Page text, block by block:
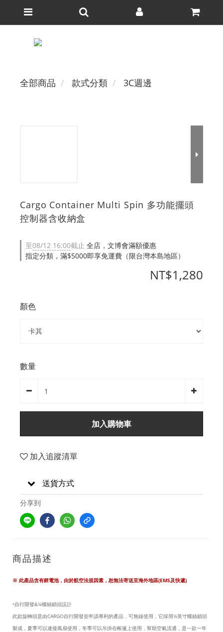
全部商品 款式分類 3C週邊
Cargo Container Multi Spin 多功能擺頭
控制器含收納盒
至08/12 16:00截止 全店，文博會滿額優惠
指定分類，滿$5000即享免運費（限台灣本島地區）
NT$1,280
顏色
數量
加入購物車
加入追蹤清單
送貨方式
分享到
商品描述
※ 此產品含有鋰電池，由於航空法規因素，恕無法寄送至海外地區(EMS及快遞)
•自行開發&¼螺絲鎖頭設計
此款旋轉頭是由CARGO自行開發並申謮專利的產品，可無線使用，它採用¼英寸螺絲鎖頭
製成，夏季可以連接風扇使用，冬季可以吊掛在帳篷上使用，幫助空氣流通，是一款一年